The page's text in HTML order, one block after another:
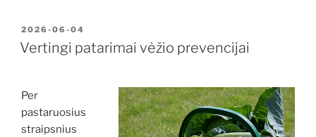
PASKELBTA
2026-06-04
Vertingi patarimai vėžio prevencijai
Per
pastaruosius
straipsnius